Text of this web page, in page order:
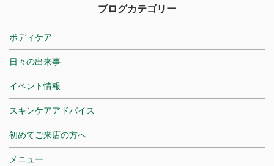
ブログカテゴリー
ボディケア
日々の出来事
イベント情報
スキンケアアドバイス
初めてご来店の方へ
メニュー